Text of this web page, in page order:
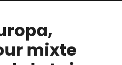
mixte